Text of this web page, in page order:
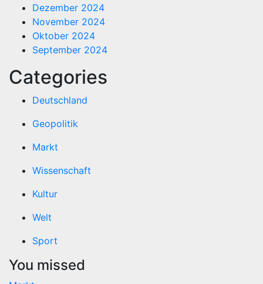
Dezember 2024
November 2024
Oktober 2024
September 2024
Categories
Deutschland
Geopolitik
Markt
Wissenschaft
Kultur
Welt
Sport
You missed